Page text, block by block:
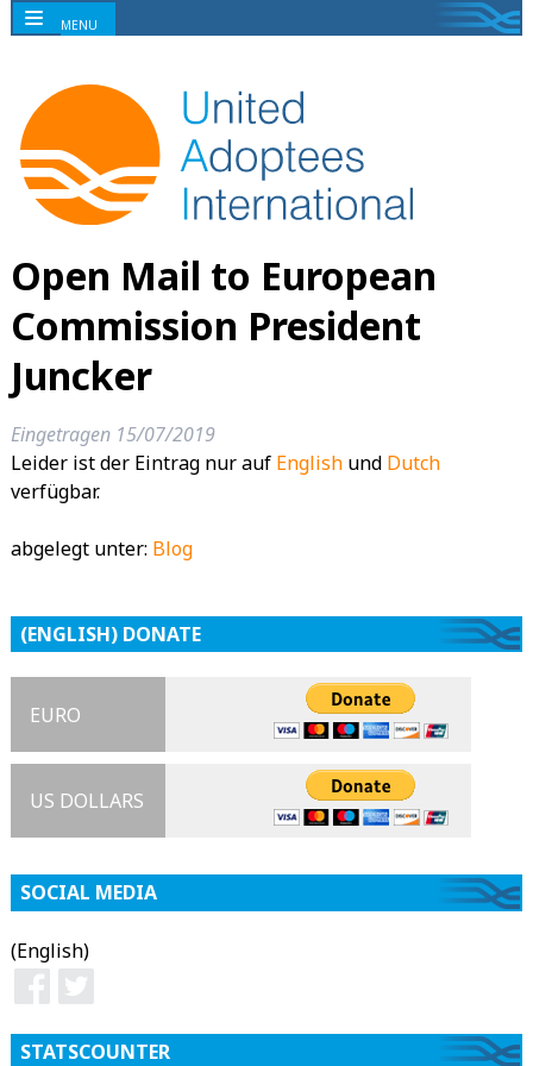
Open Mail to European
Commission President
Juncker
Eingetragen 15/07/2019
Leider ist der Eintrag nur auf Englishund Dutch
verfügbar.
abgelegt unter: Blog
(ENGLISH) DONATE
EURO
US DOLLARS
SOCIAL MEDIA
(English)
STATSCOUNTER
MENU